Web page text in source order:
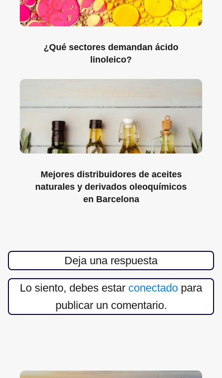
¿Qué sectores demandan ácido
linoleico?
Mejores distribuidores de aceites
naturales y derivados oleoquímicos
en Barcelona
Deja una respuesta
Lo siento, debes estar conectado para
publicar un comentario.